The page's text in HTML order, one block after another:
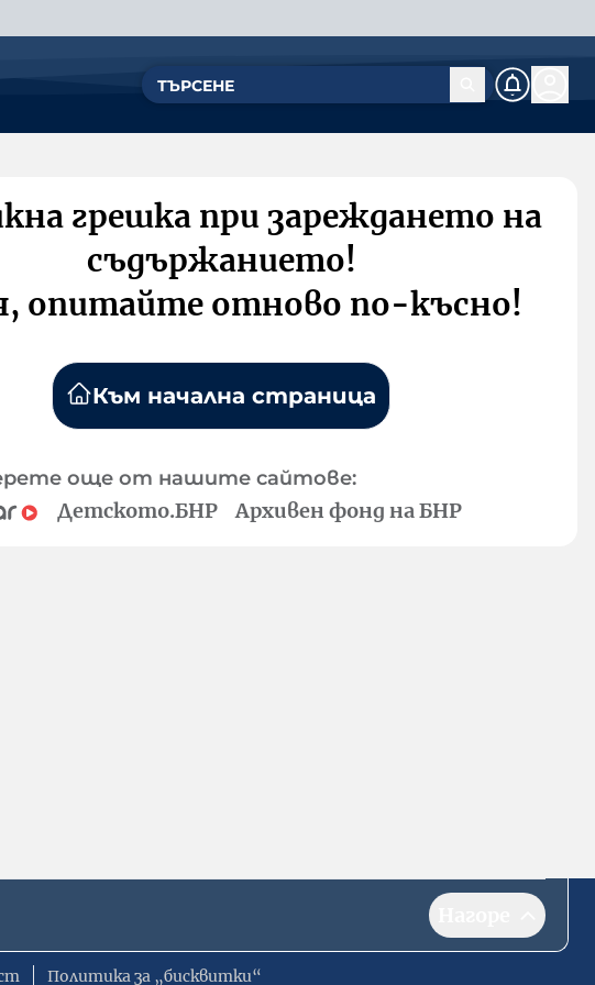
грешка при зареждането на
съдържанието!
опитайте отново по-късно!
Към начална страница
още от нашите сайтове:
Детското.БНР Архивен фонд на БНР
Политика за „бисквитки“